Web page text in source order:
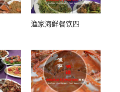
渔家海鲜餐饮四